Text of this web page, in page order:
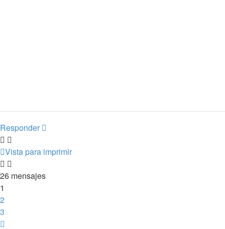
Responder
Vista para imprimir
26 mensajes
1
2
3